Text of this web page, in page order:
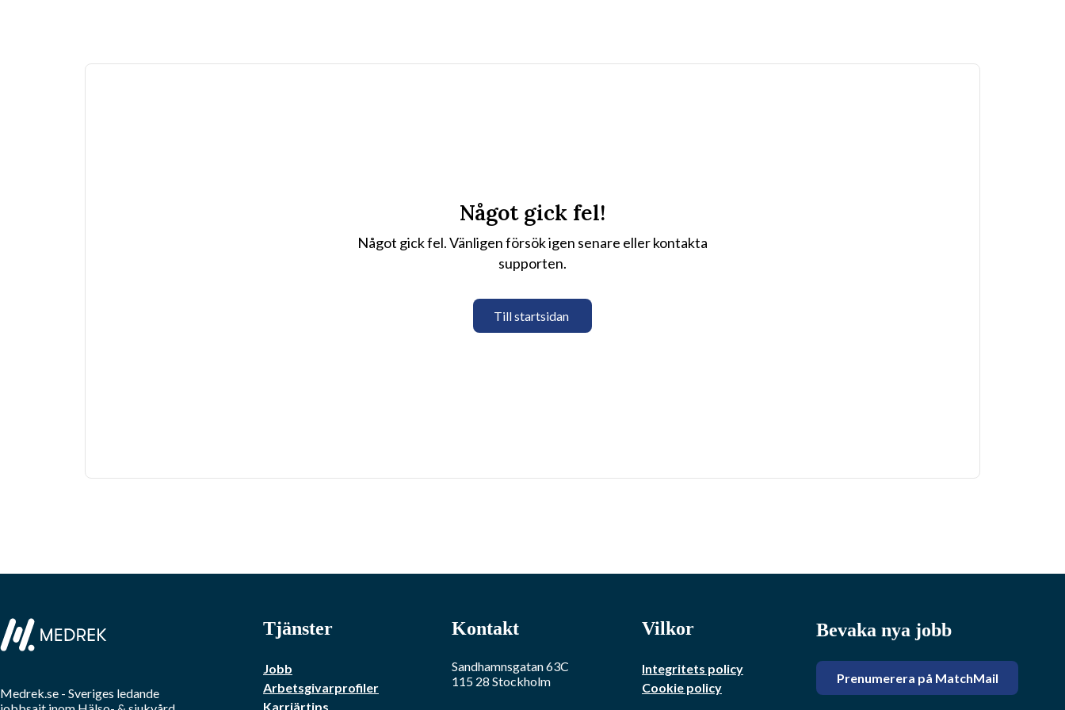
Något gick fel!
Något gick fel. Vänligen försök igen senare eller kontakta
supporten.
Till startsidan
Medrek.se - Sveriges ledande
Tjänster
Jobb
Arbetsgivarprofiler
Karriärtips
Kontakt
Sandhamnsgatan 63C
115 28 Stockholm
Vilkor
Integritets policy
Cookie policy
Bevaka nya jobb
Prenumerera på MatchMail